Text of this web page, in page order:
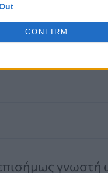
CONFIRM
Korea
προσέγγιση: την
φλοιού
γνωστή